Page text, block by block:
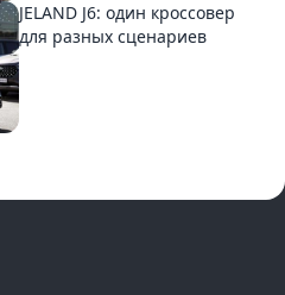
JELAND J6: один кроссовер
для разных сценариев